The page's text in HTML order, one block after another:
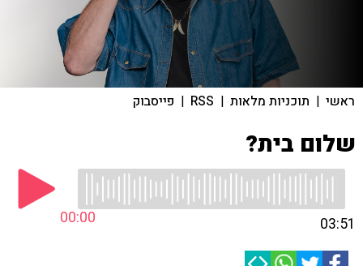
ראשי | תוכניות מלאות |
RSS
| פייסבוק
שלום בית?
00:00 03:51